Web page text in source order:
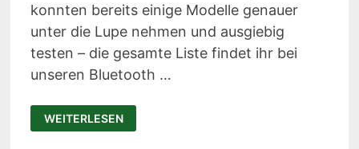
konnten bereits einige Modelle genauer
unter die Lupe nehmen und ausgiebig
testen – die gesamte Liste findet ihr bei
unseren Bluetooth …
SOUNDCORE
RAVE
MINI
WEITERLESEN